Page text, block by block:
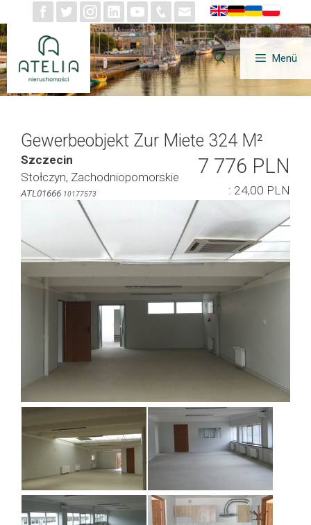
Inhalt
springen
Menü
Gewerbeobjekt Zur Miete 324 M²
Szczecin
Stołczyn, Zachodniopomorskie
ATL01666 10177573
7 776 PLN
: 24,00 PLN